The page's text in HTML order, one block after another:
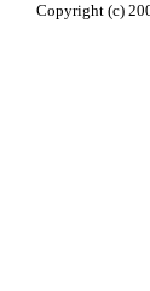
Copyright (c)